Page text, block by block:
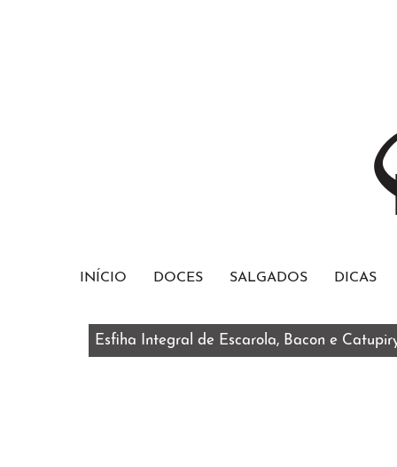
INÍCIO DOCES SALGADOS DICAS
Esfiha Integral de Escarola, Bacon e